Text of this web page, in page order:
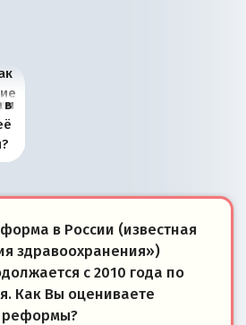
и
в
в России (известная
здравоохранения»)
с 2010 года по
Как Вы оцениваете
реформы?